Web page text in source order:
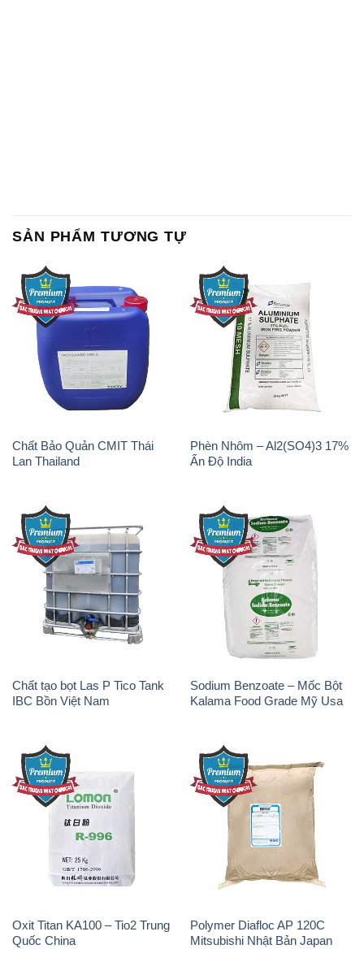
Chất Bảo Quản CMIT Thái
Lan Thailand
Phèn Nhôm – Al2(SO4)3 17%
Ấn Độ India
Chất tạo bọt Las P Tico Tank
IBC Bồn Việt Nam
Sodium Benzoate – Mốc Bột
Kalama Food Grade Mỹ Usa
Oxit Titan KA100 – Tio2 Trung
Polymer Diafloc AP 120C
Mitsubishi Nhật Bản Japan